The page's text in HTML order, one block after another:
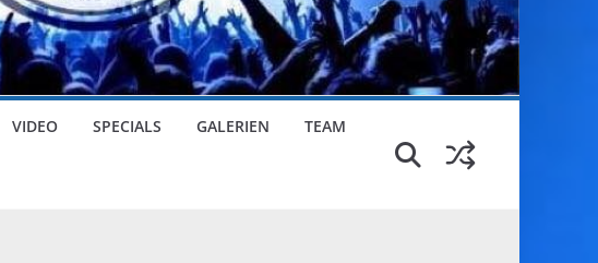
VIDEO SPECIALS GALERIEN TEAM